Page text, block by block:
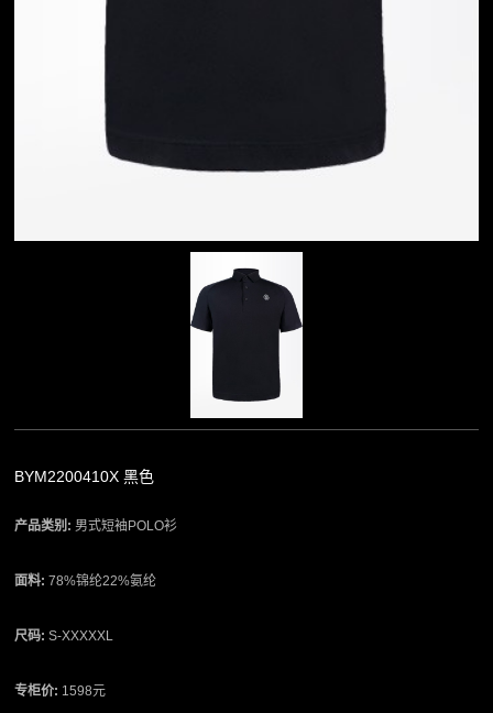
BYM2200410X 黑色
产品类别: 男式短袖POLO衫
面料:78%锦纶22%氨纶
尺码:S-XXXXXL
专柜价: 1598元